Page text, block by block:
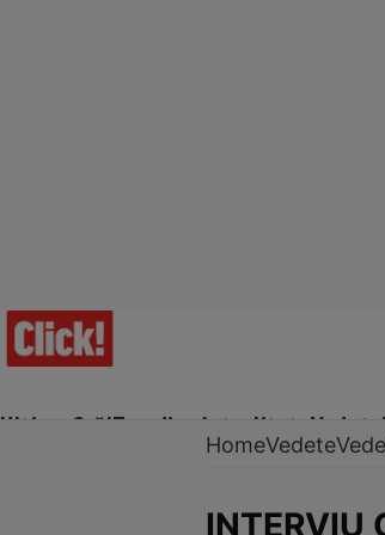
Ultima Oră!Trending Actualitate Vedete
HomeVedete